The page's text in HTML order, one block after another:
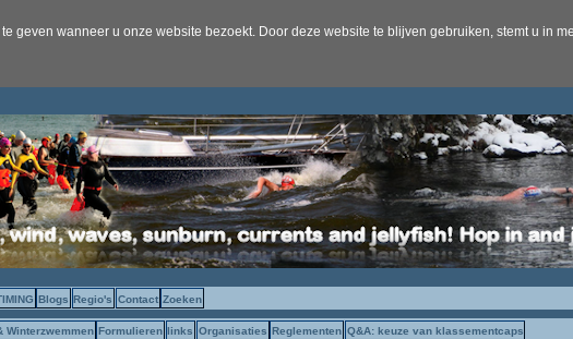
geven wanneer u onze website bezoekt. Door deze website te blijven gebruiken, stemt u in
Blogs Regio's Contact Zoeken
Winterzwemmen Formulieren links Organisaties Reglementen Q&A: keuze van klassementcaps